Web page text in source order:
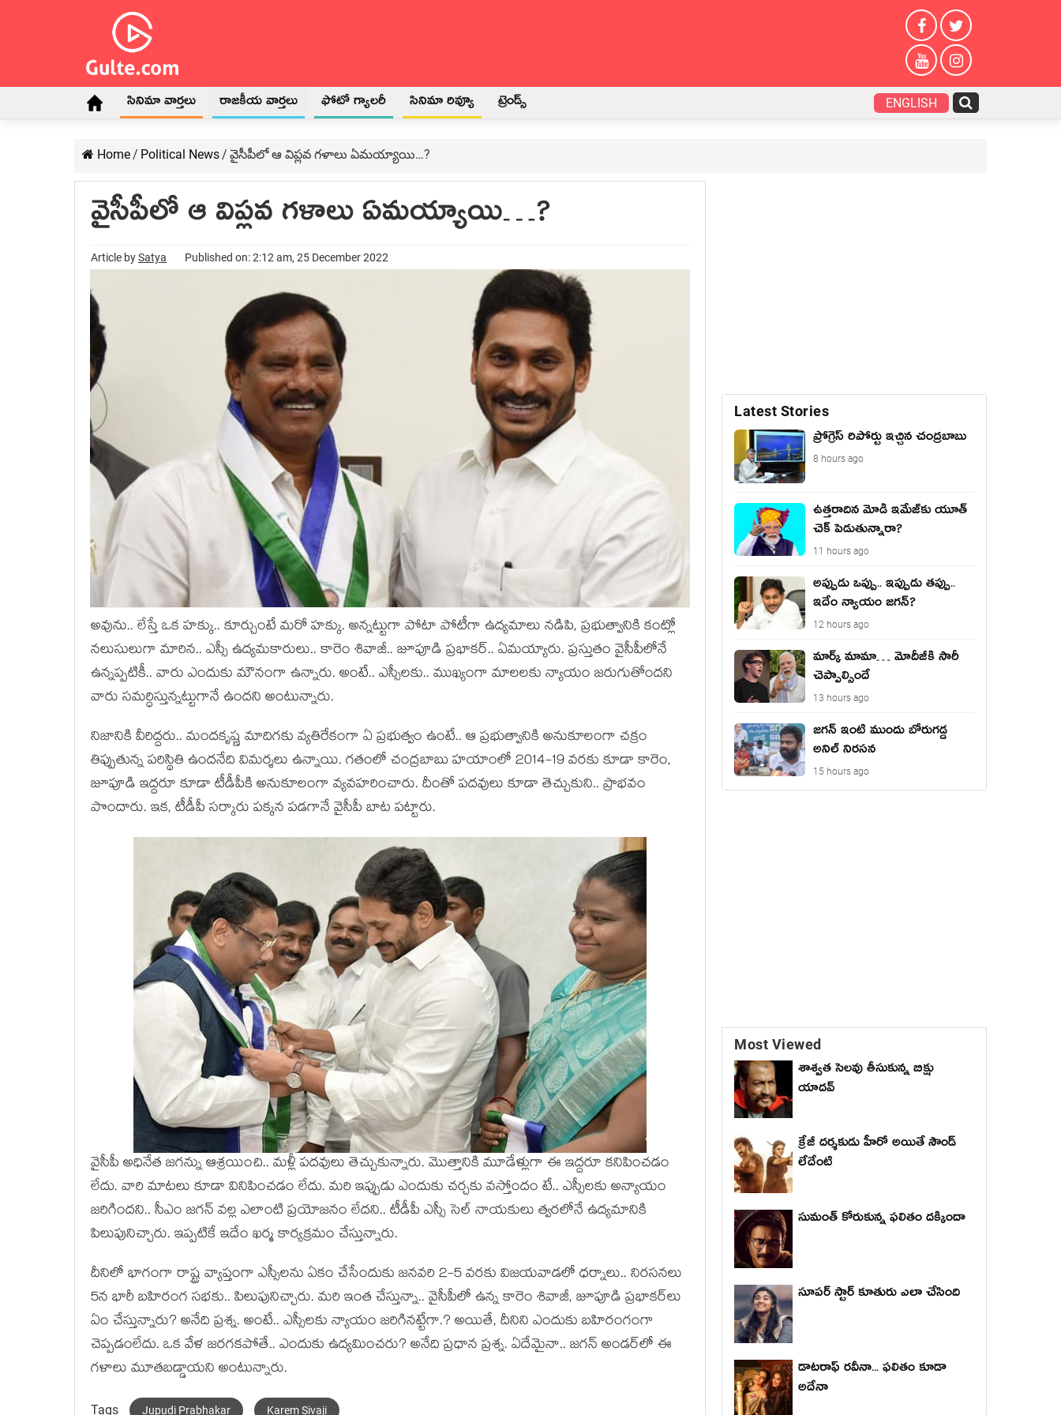
సినిమా వార్తలు రాజకీయ వార్తలు ఫోటో గ్యాలరీ సినిమా రివ్యూ ట్రెండ్స్ ENGLISH
Home/ Political News/ వైసీపీలో ఆ విప్లవ గ‌ళాలు ఏమ‌య్యాయి…?
వైసీపీలో ఆ విప్లవ గ‌ళాలు ఏమ‌య్యాయి…?
Article bySatya Published on: 2:12 am, 25 December 2022
అవును.. లేస్తే ఒక హ‌క్కు.. కూర్చుంటే మ‌రో హ‌క్కు. అన్న‌ట్టుగా పోటా పోటీగా ఉద్య‌మాలు నడిపి, ప్ర‌భుత్వానికి కంట్లో
న‌లుసులుగా మారిన‌.. ఎస్సీ ఉద్య‌మ‌కారులు.. కారెం శివాజీ.. జూపూడి ప్ర‌భాక‌ర్‌.. ఏమ‌య్యారు. ప్ర‌స్తుతం వైసీపీలోనే
ఉన్న‌ప్ప‌టికీ.. వారు ఎందుకు మౌనంగా ఉన్నారు. అంటే.. ఎస్సీల‌కు.. ముఖ్యంగా మాల‌ల‌కు న్యాయం జ‌రుగుతోంద‌ని
వారు స‌మ‌ర్ధిస్తున్న‌ట్టుగానే ఉంద‌ని అంటున్నారు.
నిజానికి వీరిద్ద‌రు.. మంద‌కృష్ణ మాదిగ‌కు వ్య‌తిరేకంగా ఏ ప్ర‌భుత్వం ఉంటే.. ఆ ప్ర‌భుత్వానికి అనుకూలంగా చ‌క్రం
తిప్పుతున్న ప‌రిస్థితి ఉంద‌నేది విమ‌ర్శ‌లు ఉన్నాయి. గ‌తంలో చంద్ర‌బాబు హ‌యాంలో 2014-19 వ‌ర‌కు కూడా కారెం,
జూపూడి ఇద్ద‌రూ కూడా టీడీపీకి అనుకూలంగా వ్య‌వ‌హ‌రించారు. దీంతో ప‌ద‌వులు కూడా తెచ్చుకుని.. ప్రాభ‌వం
పొందారు. ఇక‌, టీడీపీ స‌ర్కారు ప‌క్క‌న ప‌డ‌గానే వైసీపీ బాట ప‌ట్టారు.
వైసీపీ అధినేత జ‌గ‌న్ను ఆశ్ర‌యించి.. మ‌ళ్లీ ప‌ద‌వులు తెచ్చుకున్నారు. మొత్తానికి మూడేళ్లుగా ఈ ఇద్ద‌రూ క‌నిపించ‌డం
లేదు. వారి మాట‌లు కూడా వినిపించ‌డం లేదు. మ‌రి ఇప్పుడు ఎందుకు చ‌ర్చ‌కు వ‌స్తోందం టే.. ఎస్సీల‌కు అన్యాయం
జ‌రిగిందని.. సీఎం జ‌గ‌న్ వ‌ల్ల ఎలాంటి ప్ర‌యోజ‌నం లేద‌ని.. టీడీపీ ఎస్సీ సెల్ నాయ‌కులు త్వ‌ర‌లోనే ఉద్య‌మానికి
పిలుపునిచ్చారు. ఇప్ప‌టికే ఇదేం ఖ‌ర్మ కార్య‌క్ర‌మం చేస్తున్నారు.
దీనిలో భాగంగా రాష్ట్ర వ్యాప్తంగా ఎస్సీల‌ను ఏకం చేసేందుకు జ‌న‌వ‌రి 2-5 వ‌ర‌కు విజ‌య‌వాడ‌లో ధ‌ర్నాలు.. నిర‌స‌న‌లు
5న భారీ బ‌హిరంగ స‌భ‌కు.. పిలుపునిచ్చారు. మ‌రి ఇంత చేస్తున్నా.. వైసీపీలో ఉన్న కారెం శివాజీ, జూపూడి ప్ర‌భాక‌ర్‌లు
ఏం చేస్తున్నారు? అనేది ప్ర‌శ్న‌. అంటే.. ఎస్సీల‌కు న్యాయం జ‌రిగిన‌ట్టేగా.? అయితే, దీనిని ఎందుకు బ‌హిరంగంగా
చెప్ప‌డంలేదు. ఒక వేళ జ‌ర‌గ‌క‌పోతే.. ఎందుకు ఉద్య‌మించ‌రు? అనేది ప్ర‌ధాన ప్ర‌శ్న‌. ఏదేమైనా.. జ‌గ‌న్ అండ‌ర్‌లో ఈ
గ‌ళాలు మూత‌బ‌డ్డాయ‌ని అంటున్నారు.
Tags Jupudi Prabhakar Karem Sivaji
Latest Stories
ప్రోగ్రెస్ రిపోర్టు ఇచ్చిన చంద్ర‌బాబు
8 hours ago
ఉత్త‌రాదిన మోడీ ఇమేజ్‌కు యూత్
చెక్ పెడుతున్నారా?
11 hours ago
అప్పుడు ఒప్పు.. ఇప్పుడు తప్పు..
ఇదేం న్యాయం జగన్?
12 hours ago
మార్క్ మామా… మోదీజీకి సారీ
చెప్పాల్సిందే
13 hours ago
జగన్ ఇంటి ముందు బోరుగడ్డ
అనిల్ నిరసన
15 hours ago
Most Viewed
శాశ్వత సెలవు తీసుకున్న బిక్షు
యాదవ్
క్రేజీ దర్శకుడు హీరో అయితే సౌండ్
లేదేంటి
సుమంత్ కోరుకున్న ఫలితం దక్కిందా
సూపర్ స్టార్ కూతురు ఎలా చేసింది
డాటరాఫ్ రవీనా... ఫలితం కూడా
అదేనా